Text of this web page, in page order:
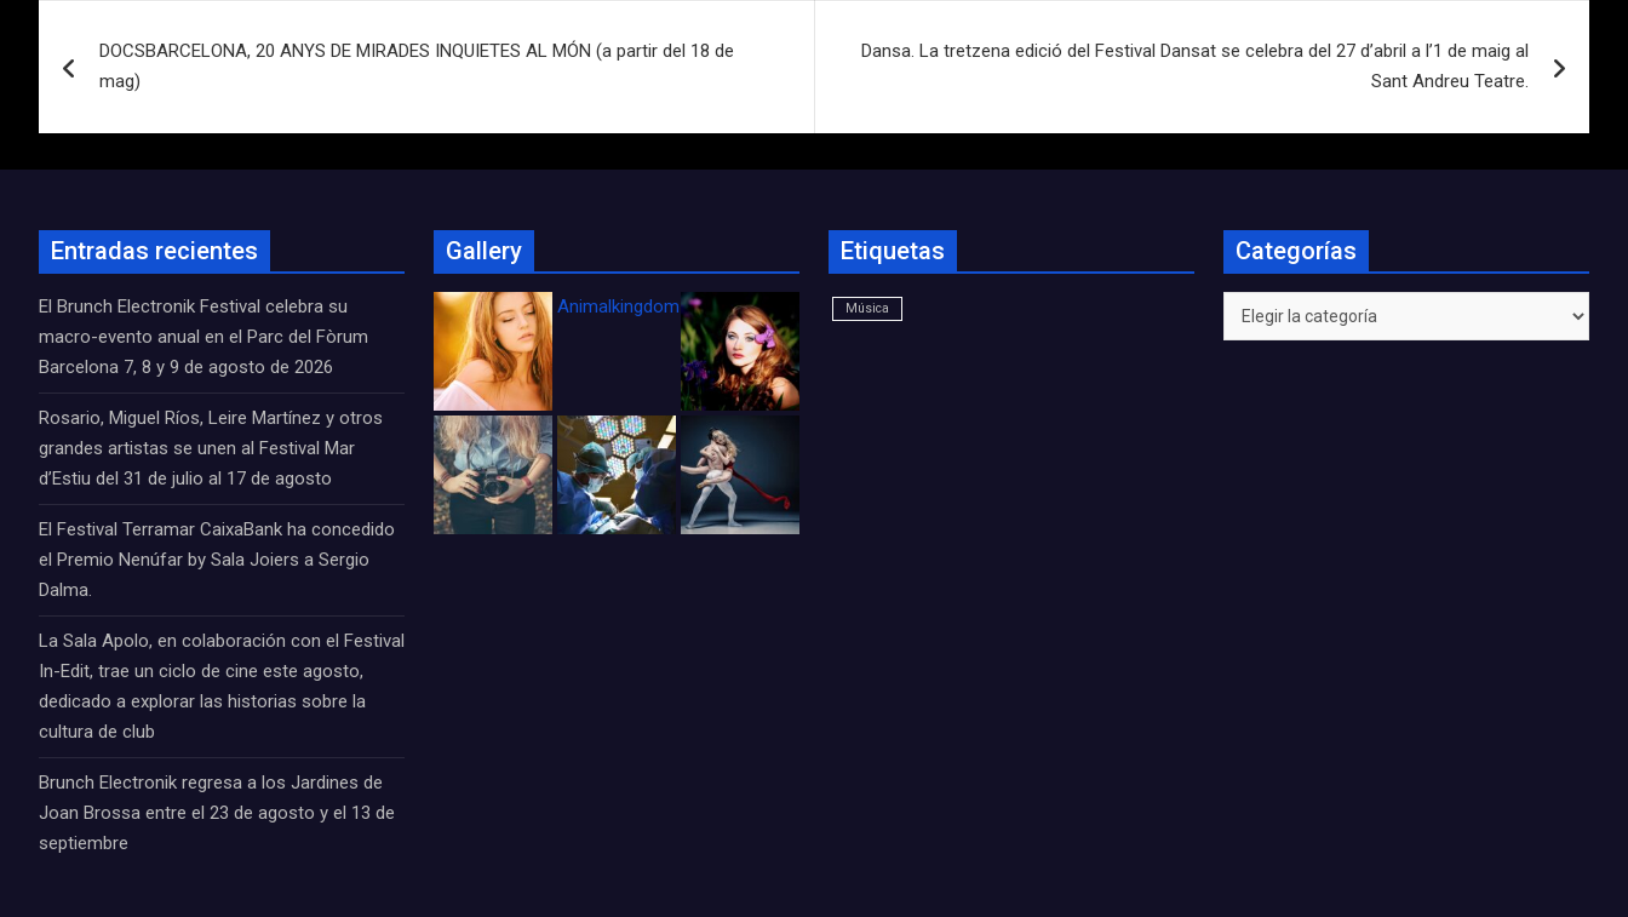
de
entradas
DOCSBARCELONA, 20 ANYS DE MIRADES INQUIETES AL MÓN (a partir del 18 de
mag)
Dansa. La tretzena edició del Festival Dansat se celebra del 27 d’abril a l’1 de maig al
Sant Andreu Teatre.
Entradas recientes
El Brunch Electronik Festival celebra su
macro-evento anual en el Parc del Fòrum
Barcelona 7, 8 y 9 de agosto de 2026
Rosario, Miguel Ríos, Leire Martínez y otros
grandes artistas se unen al Festival Mar
d’Estiu del 31 de julio al 17 de agosto
El Festival Terramar CaixaBank ha concedido
el Premio Nenúfar by Sala Joiers a Sergio
Dalma.
La Sala Apolo, en colaboración con el Festival
In-Edit, trae un ciclo de cine este agosto,
dedicado a explorar las historias sobre la
cultura de club
Brunch Electronik regresa a los Jardines de
Joan Brossa entre el 23 de agosto y el 13 de
septiembre
Gallery
Animalkingdom_FichaCine
Etiquetas
Música
Categorías
Categorías